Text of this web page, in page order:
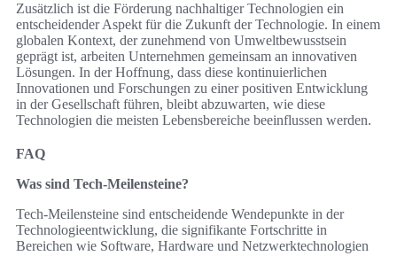
Zusätzlich ist die Förderung nachhaltiger Technologien ein
entscheidender Aspekt für die Zukunft der Technologie. In einem
globalen Kontext, der zunehmend von Umweltbewusstsein
geprägt ist, arbeiten Unternehmen gemeinsam an innovativen
Lösungen. In der Hoffnung, dass diese kontinuierlichen
Innovationen und Forschungen zu einer positiven Entwicklung
in der Gesellschaft führen, bleibt abzuwarten, wie diese
Technologien die meisten Lebensbereiche beeinflussen werden.
FAQ
Was sind Tech-Meilensteine?
Tech-Meilensteine sind entscheidende Wendepunkte in der
Technologieentwicklung, die signifikante Fortschritte in
Bereichen wie Software, Hardware und Netzwerktechnologien